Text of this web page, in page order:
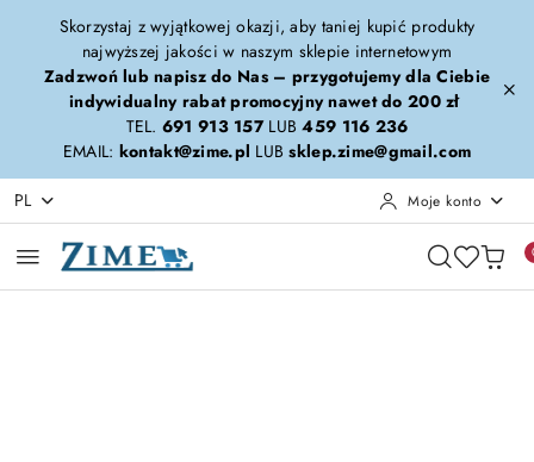
Przejdź do treści głównej
Przejdź do wyszukiwarki
Przejdź do moje konto
Przejdź do menu głównego
Przejdź do opisu produktu
Przejdź do stopki
Skorzystaj z wyjątkowej okazji, aby taniej kupić produkty
najwyższej jakości w naszym sklepie internetowym
Zadzwoń lub napisz do Nas – przygotujemy dla Ciebie
indywidualny rabat promocyjny nawet do 200 zł
TEL. 691 913 157LUB459 116 236
EMAIL: kontakt@zime.pl LUBsklep.zime@gmail.com
PL Moje konto